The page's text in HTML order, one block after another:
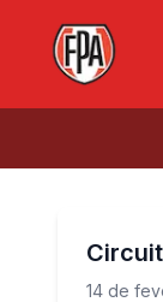
14 de